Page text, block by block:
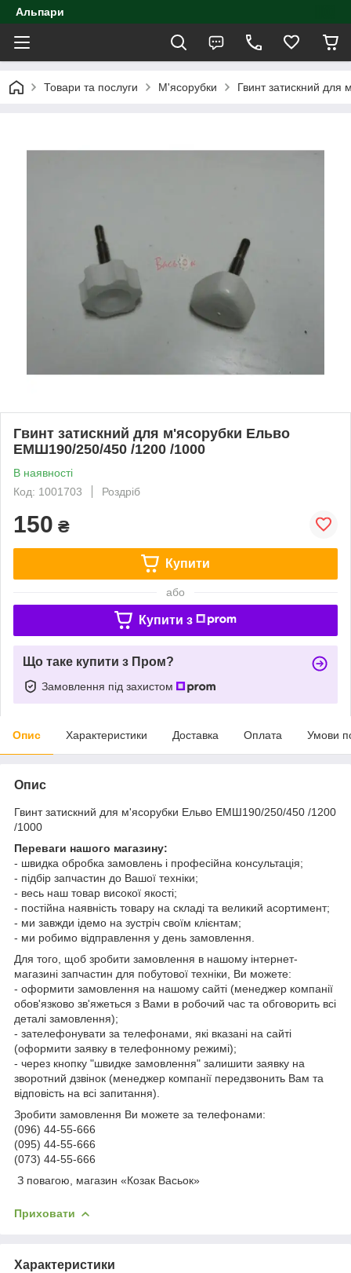
Альпари
Товари та послуги М'ясорубки Гвинт затискний
Гвинт затискний для м'ясорубки Ельво
ЕМШ190/250/450 /1200 /1000
В наявності
Код: 1001703
Роздріб
150 ₴
Купити
або
Купити з
Що таке купити з Пром?
Замовлення під захистом
Опис Характеристики Доставка Оплата Умови
Опис
Гвинт затискний для м'ясорубки Ельво ЕМШ190/250/450 /1200
/1000
Переваги нашого магазину:
- швидка обробка замовлень і професійна консультація;
- підбір запчастин до Вашої техніки;
- весь наш товар високої якості;
- постійна наявність товару на складі та великий асортимент;
- ми завжди ідемо на зустріч своїм клієнтам;
- ми робимо відправлення у день замовлення.
Для того, щоб зробити замовлення в нашому інтернет-
магазині запчастин для побутової техніки, Ви можете:
- оформити замовлення на нашому сайті (менеджер компанії
обов'язково зв'яжеться з Вами в робочий час та обговорить всі
деталі замовлення);
- зателефонувати за телефонами, які вказані на сайті
(оформити заявку в телефонному режимі);
- через кнопку "швидке замовлення" залишити заявку на
зворотний дзвінок (менеджер компанії передзвонить Вам та
відповість на всі запитання).
Зробити замовлення Ви можете за телефонами:
(096) 44-55-666
(095) 44-55-666
(073) 44-55-666
З повагою, магазин «Козак Васьок»
Приховати
Характеристики